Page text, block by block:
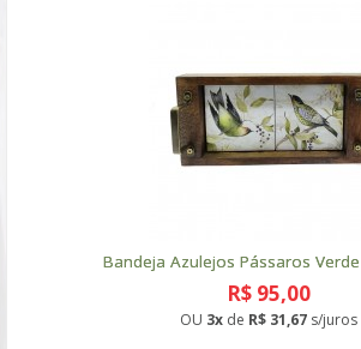
Bandeja Azulejos Pássaros
R$ 95,00
OU 3x de R$ 31,67 s/juros